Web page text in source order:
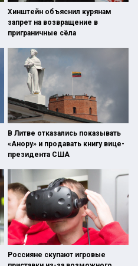
Хинштейн объяснил курянам
запрет на возвращение в
приграничные сёла
В Литве отказались показывать
«Анору» и продавать книгу вице-
президента США
Россияне скупают игровые